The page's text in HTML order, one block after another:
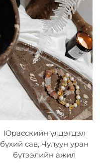
Юрасскийн үлдэгдэл
бүхий сав, Чулуун уран
бүтээлийн ажил